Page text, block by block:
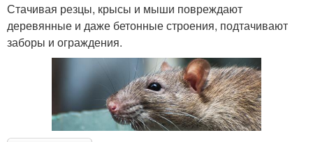
Стачивая резцы, крысы и мыши повреждают
деревянные и даже бетонные строения, подтачивают
заборы и ограждения.